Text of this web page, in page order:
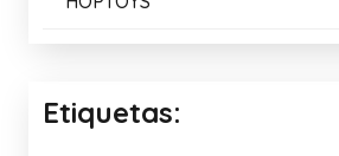
Etiquetas: